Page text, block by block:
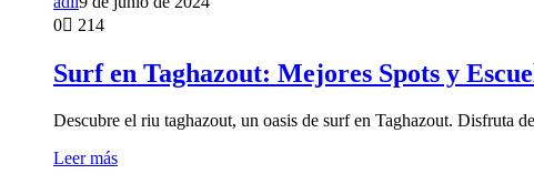
0
214
Surf en Taghazout: Mejores Spots y
Descubre el riu taghazout, un oasis de surf en Taghazout. Disfruta
Leer más